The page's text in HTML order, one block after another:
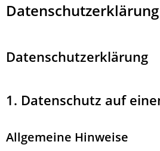
Datenschutzerklärung
Datenschutz­erklärung
1. Datenschutz auf
Allgemeine Hinweise